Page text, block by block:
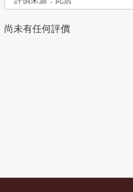
尚未有任何評價